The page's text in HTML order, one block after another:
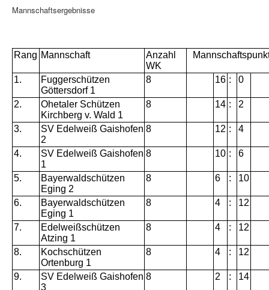
Mannschaftsergebnisse
Rang Mannschaft
Anzahl
WK
1.
Fuggerschützen
Göttersdorf 1
8 16 : 0
2.
Ohetaler Schützen
Kirchberg v. Wald 1
8 14 : 2
3.
SV Edelweiß Gaishofen
2
8 12 : 4
4.
SV Edelweiß Gaishofen
1
8 10 : 6
5.
Bayerwaldschützen
Eging 2
8 6 : 10
6.
Bayerwaldschützen
Eging 1
8 4 : 12
7.
Edelweißschützen
Atzing 1
8 4 : 12
8.
Kochschützen
Ortenburg 1
8 4 : 12
9.
SV Edelweiß Gaishofen
3
8 2 : 14